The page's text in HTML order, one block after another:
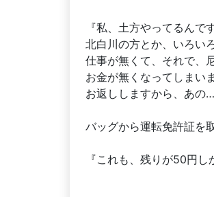
『私、土方やってるんで
北白川の方とか、いろい
仕事が無くて、それで、
お金が無くなってしまい
お返ししますから、あの…
バッグから運転免許証を
『これも、残りが50円